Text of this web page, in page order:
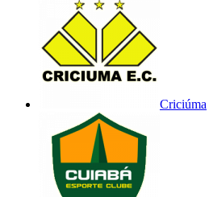
Criciúma